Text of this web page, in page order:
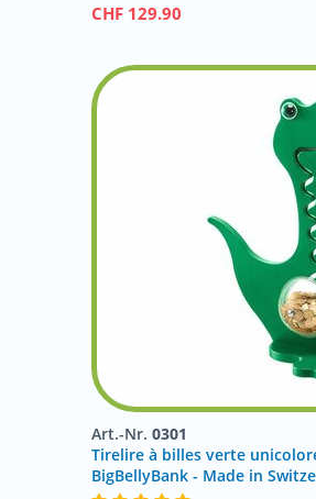
CHF 129.90
Art.-Nr. 0301
Tirelire à billes verte
BigBellyBank - Made in